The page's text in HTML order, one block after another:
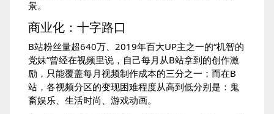
景。
商业化：十字路口
B站粉丝量超640万、2019年百大UP主之一的“机智的
党妹”曾经在视频里说，自己每月从B站拿到的创作激
励，只能覆盖每月视频制作成本的三分之一；而在B
站，各视频分区的变现困难程度从高到低分别是：鬼
畜娱乐、生活时尚、游戏动画。